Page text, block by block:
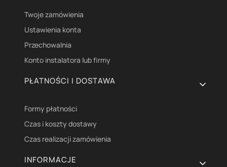
Twoje zamówienia
Ustawienia konta
Przechowalnia
Konto instalatora lub firmy
PŁATNOŚCI I DOSTAWA
Formy płatności
Czas i koszty dostawy
Czas realizacji zamówienia
INFORMACJE